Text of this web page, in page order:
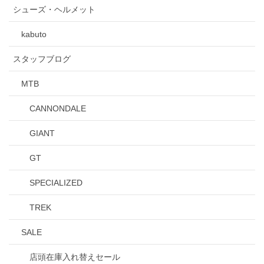
シューズ・ヘルメット
kabuto
スタッフブログ
MTB
CANNONDALE
GIANT
GT
SPECIALIZED
TREK
SALE
店頭在庫入れ替えセール